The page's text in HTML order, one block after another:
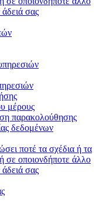
σας
μέρους
παρακολούθησης
δεδομένων
ποτέ τα σχέδια ή τα
σε οποιονδήποτε άλλο
σας